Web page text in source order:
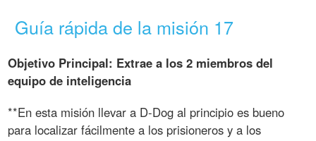
Guía rápida de la misión 17
Objetivo Principal: Extrae a los 2 miembros del
equipo de inteligencia
**En esta misión llevar a D-Dog al principio es bueno
para localizar fácilmente a los prisioneros y a los